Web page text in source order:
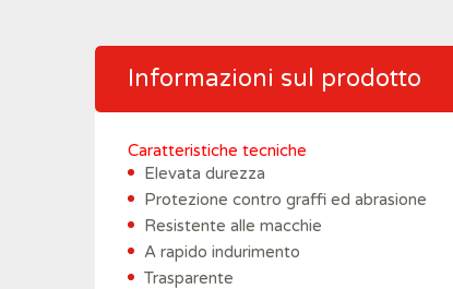
Informazioni sul prodotto
Caratteristiche tecniche
Elevata durezza
Protezione contro graffi ed abrasione
Resistente alle macchie
A rapido indurimento
Trasparente